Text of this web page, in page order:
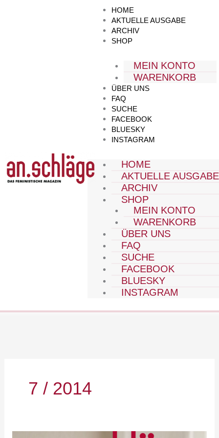
HOME
AKTUELLE AUSGABE
ARCHIV
SHOP
MEIN KONTO
WARENKORB
ÜBER UNS
FAQ
SUCHE
FACEBOOK
BLUESKY
INSTAGRAM
HOME
AKTUELLE AUSGABE
ARCHIV
SHOP
MEIN KONTO
WARENKORB
ÜBER UNS
FAQ
SUCHE
FACEBOOK
BLUESKY
INSTAGRAM
7 / 2014